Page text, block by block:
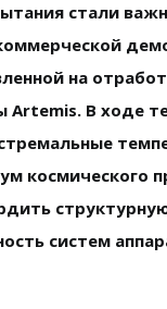
стали
на
Artemis. В ходе
космического
систем